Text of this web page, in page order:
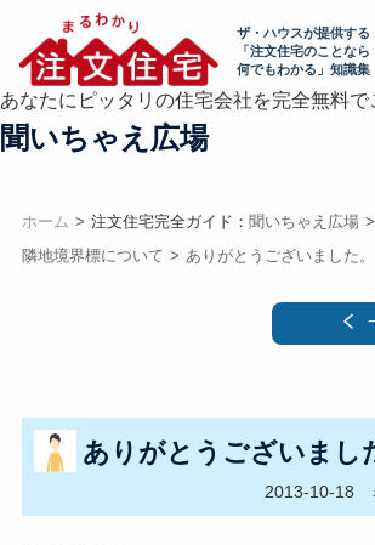
ザ・ハウスが提供する
「注文住宅のことなら
何でもわかる」知識集
あなたにピッタリの住宅会社を完全無料で
聞いちゃえ広場
ホーム 注文住宅完全ガイド： 聞いちゃえ広場
隣地境界標について
ありがとうございました。
ありがとうございまし
2013-10-18